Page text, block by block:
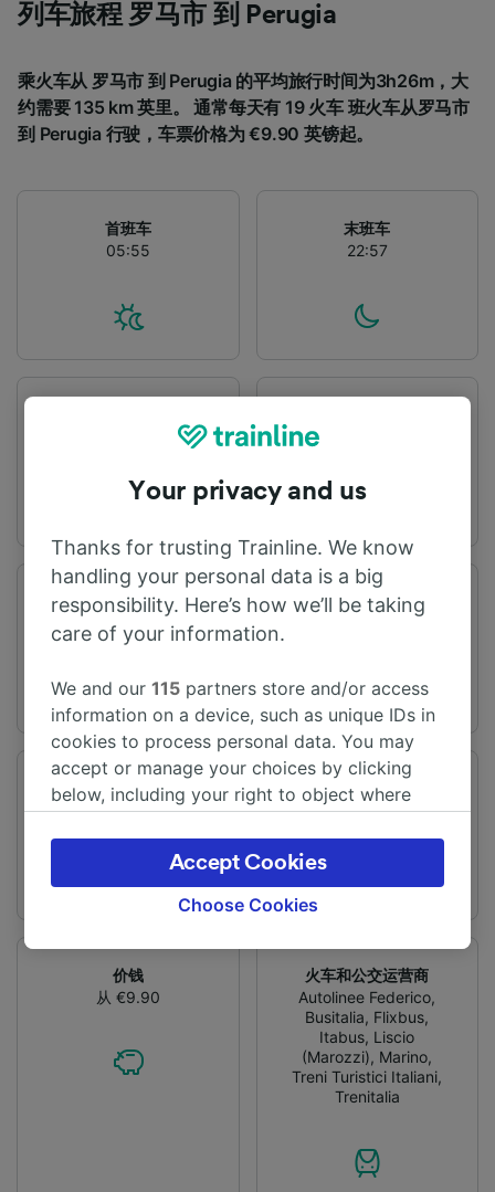
列车旅程 罗马市 到 Perugia
乘火车从 罗马市 到 Perugia 的平均旅行时间为3h26m，大
约需要 135 km 英里。 通常每天有 19 火车 班火车从罗马市
到 Perugia 行驶，车票价格为 €9.90 英镑起。
首班车
05:55
末班车
22:57
旅程时间
从2h25m
距离
频率
每天有19趟列车
变化
提供直达列车
价钱
从 €9.90
火车和公交运营商
Autolinee Federico,
Busitalia, Flixbus,
Itabus, Liscio
(Marozzi), Marino,
Treni Turistici Italiani,
Trenitalia
Your privacy and us
Thanks for trusting Trainline. We know
handling your personal data is a big
responsibility. Here’s how we’ll be taking
care of your information.
We and our115 partners store and/or access
information on a device, such as unique IDs in
cookies to process personal data. You may
accept or manage your choices by clicking
below, including your right to object where
the privacy policy page. These choices will be
signaled to our partners and will not affect
browsing data. Your data will not be used for
track you.
We and our partners process data to provide:
Use precise geolocation data. Actively scan
device characteristics for identification. Store
and/or access information on a device.
Personalised advertising and content,
advertising and content measurement,
Choose Cookies
Accept Cookies